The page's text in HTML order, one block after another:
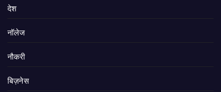
देश
नॉलेज
नौकरी
बिज़नेस